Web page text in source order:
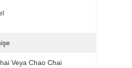
Veya Chao Chai